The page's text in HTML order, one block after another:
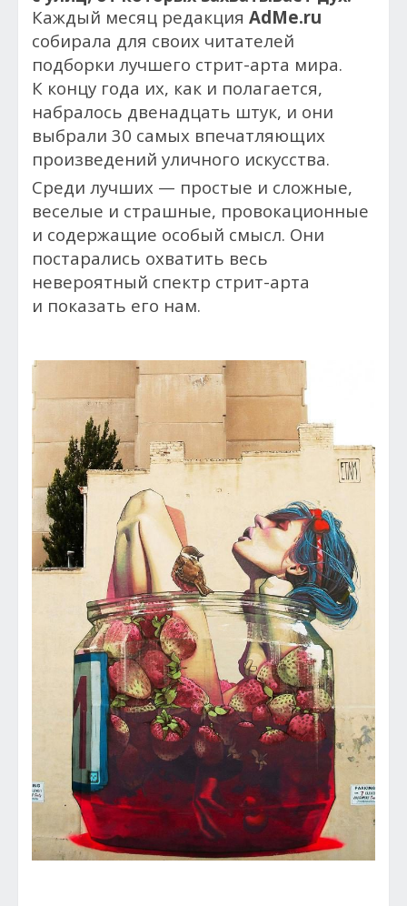
Каждый месяц редакция AdMe.ru
собирала для своих читателей
подборки лучшего стрит-арта мира.
К концу года их, как и полагается,
набралось двенадцать штук, и они
выбрали 30 самых впечатляющих
произведений уличного искусства.
Среди лучших — простые и сложные,
веселые и страшные, провокационные
и содержащие особый смысл. Они
постарались охватить весь
невероятный спектр стрит-арта
и показать его нам.